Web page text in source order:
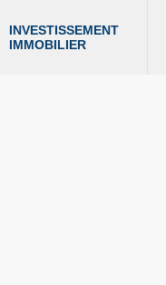
INVESTISSEMENT
IMMOBILIER